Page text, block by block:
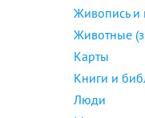
Живопись и
Животные
Карты
Книги и
Люди